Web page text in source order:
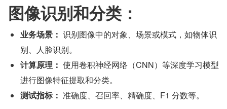
图像识别和分类：
业务场景： 识别图像中的对象、场景或模式，如物体识
别、人脸识别。
计算原理： 使用卷积神经网络（CNN）等深度学习模型
进行图像特征提取和分类。
测试指标： 准确度、召回率、精确度、F1 分数等。